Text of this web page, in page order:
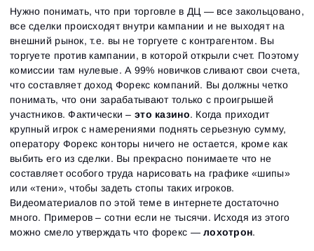
Нужно понимать, что при торговле в ДЦ — все закольцовано,
все сделки происходят внутри кампании и не выходят на
внешний рынок, т.е. вы не торгуете с контрагентом. Вы
торгуете против кампании, в которой открыли счет. Поэтому
комиссии там нулевые. А 99% новичков сливают свои счета,
что составляет доход Форекс компаний. Вы должны четко
понимать, что они зарабатывают только с проигрышей
участников. Фактически – это казино. Когда приходит
крупный игрок с намерениями поднять серьезную сумму,
оператору Форекс конторы ничего не остается, кроме как
выбить его из сделки. Вы прекрасно понимаете что не
составляет особого труда нарисовать на графике «шипы»
или «тени», чтобы задеть стопы таких игроков.
Видеоматериалов по этой теме в интернете достаточно
много. Примеров – сотни если не тысячи. Исходя из этого
можно смело утверждать что форекс —лохотрон.